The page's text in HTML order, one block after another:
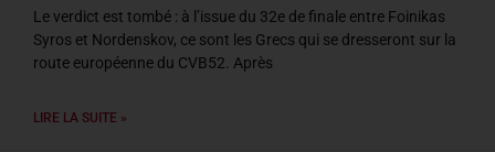
Le verdict est tombé : à l’issue du 32e de finale entre Foinikas
Syros et Nordenskov, ce sont les Grecs qui se dresseront sur la
route européenne du CVB52. Après
LIRE LA SUITE »